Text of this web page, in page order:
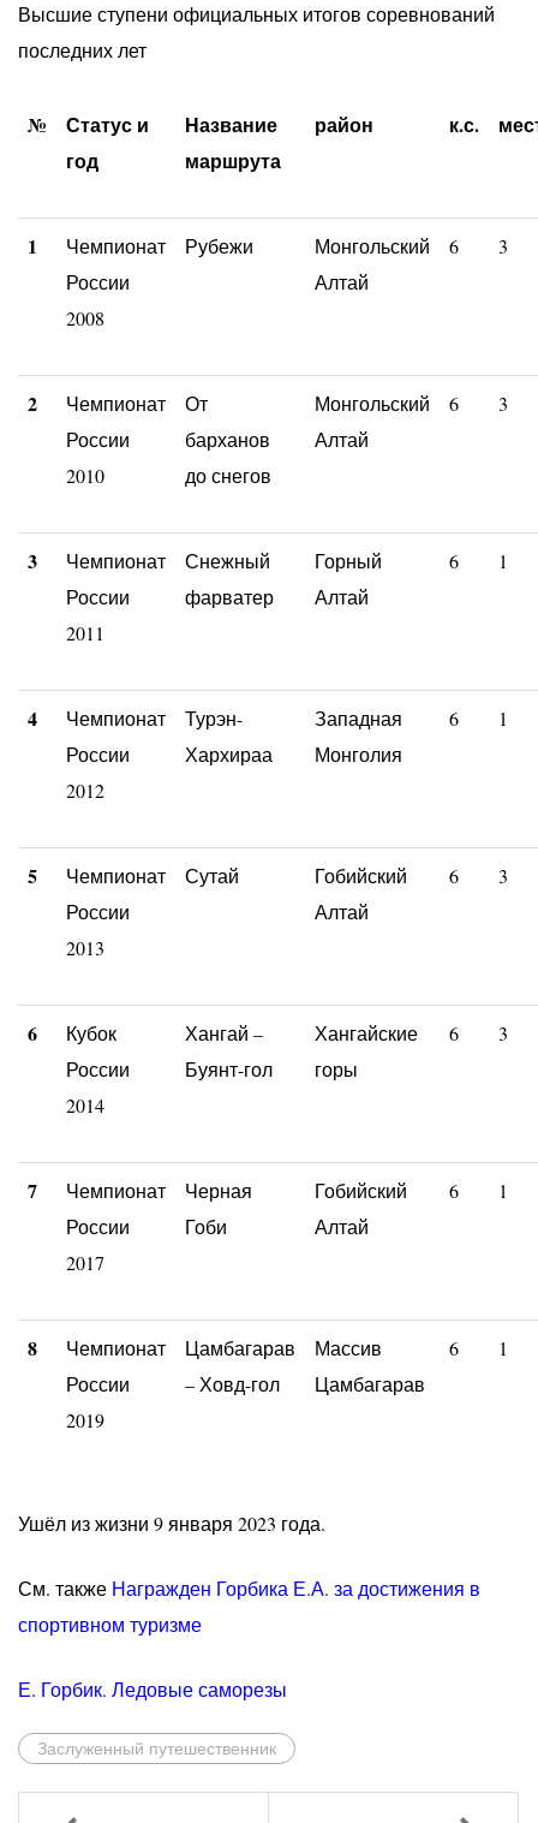
Высшие ступени официальных итогов соревнований
последних лет
№
Статус и
год
Название
маршрута
район к.с.
1
Чемпионат
России
2008
Рубежи
Монгольский
Алтай
6 3
2
Чемпионат
России
2010
От
барханов
до снегов
Монгольский
Алтай
6 3
3
Чемпионат
России
2011
Снежный
фарватер
Горный
Алтай
6 1
4
Чемпионат
России
2012
Турэн-
Хархираа
Западная
Монголия
6 1
5
Чемпионат
России
2013
Сутай
Гобийский
Алтай
6 3
6
Кубок
России
2014
Хангай –
Буянт-гол
Хангайские
горы
6 3
7
Чемпионат
России
2017
Черная
Гоби
Гобийский
Алтай
6 1
8
Чемпионат
России
2019
Цамбагарав
– Ховд-гол
Массив
Цамбагарав
6 1
Ушёл из жизни 9 января 2023 года.
См. также Награжден Горбика Е.А. за достижения в
спортивном туризме
Е. Горбик. Ледовые саморезы
Заслуженный путешественник